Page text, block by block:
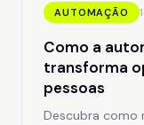
AUTOMAÇÃO
Como a
transforma
pessoas
Descubra como